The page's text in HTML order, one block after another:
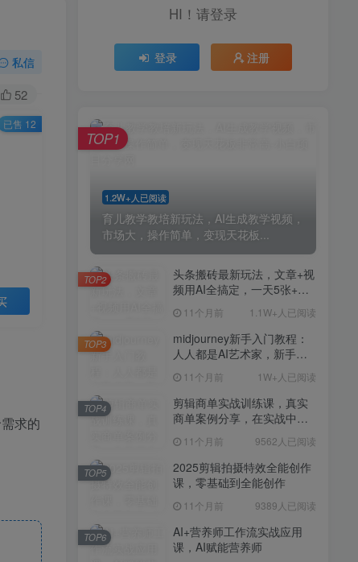
私信
52
已售 12
求的
频用AI全搞定，一天5张+不
是问题，每天只需10分钟
midjourney新手入门教程：
人人都是AI艺术家，新手小
TOP4
11个月前 9389人已阅读
TOP5
AI+营养师工作流实战应用
课，AI赋能营养师
11个月前 9217人已阅读
TOP6
外贸营销策划SOP系统课
程，打开跨境电商企业线上
营销任督二脉
11个月前 9147人已阅读
2025拼多多虚拟电商项目，
无需手动发货回复，0成本，
轻松月入1-5W【揭秘】
11个月前 7804人已阅读
Coze扣子工作流一键生成小
说推文视频，实战教学保姆
级教程11个月前 7430人已阅读
高客单IP课，搞定成交，搞
定高客单IP，翻倍变现，轻
松卖爆，不销而销
11个月前 6240人已阅读
HI！请登录
登录 注册
1.2W+人已阅读
育儿教学教培新玩法，AI生成教学视频，
市场大，操作简单，变现天花板...
TOP1
头条搬砖最新玩法，文章+视
频用AI全搞定，一天5张+不
11个月前 1.1W+人已阅读
TOP2
midjourney新手入门教程：
人人都是AI艺术家，新手小
11个月前 1W+人已阅读
TOP3
剪辑商单实战训练课，真实
商单案例分享，在实战中练
11个月前 9562人已阅读
TOP4
2025剪辑拍摄特效全能创作
课，零基础到全能创作
11个月前 9389人已阅读
TOP5
AI+营养师工作流实战应用
课，AI赋能营养师
TOP6